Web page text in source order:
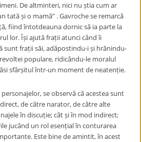
De altminteri, nici nu știa cum ar
tată și o mamă” . Gavroche se remarcă
fiind întotdeauna dornic să ia parte la
lor. Își ajută frații atunci când îi
sunt frații săi, adăpostindu-i și hrănindu-
populare, ridicându-le moralul
sfârșitul într-un moment de neatenție.
se observă că acestea sunt
de către narator, de către alte
în discuție; cât și în mod indirect;
jucând un rol esențial în conturarea
Este bine de amintit, în acest